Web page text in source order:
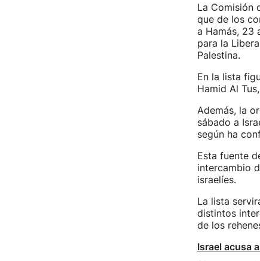
La Comisión
que de los
a Hamás, 23
para la
Palestina.
En la lista
Hamid Al
Además, la
sábado a
según ha
Esta fuente
intercambio
israelíes.
La lista
distintos
de los
Israel acusa